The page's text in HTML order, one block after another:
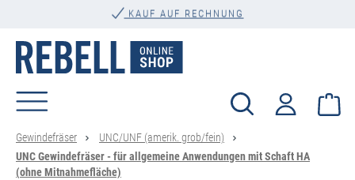
KAUF AUF RECHNUNG
Gewindefräser
UNC/UNF (amerik. grob/fein)
UNC Gewindefräser - für allgemeine Anwendungen mit Schaft HA
(ohne Mitnahmefläche)